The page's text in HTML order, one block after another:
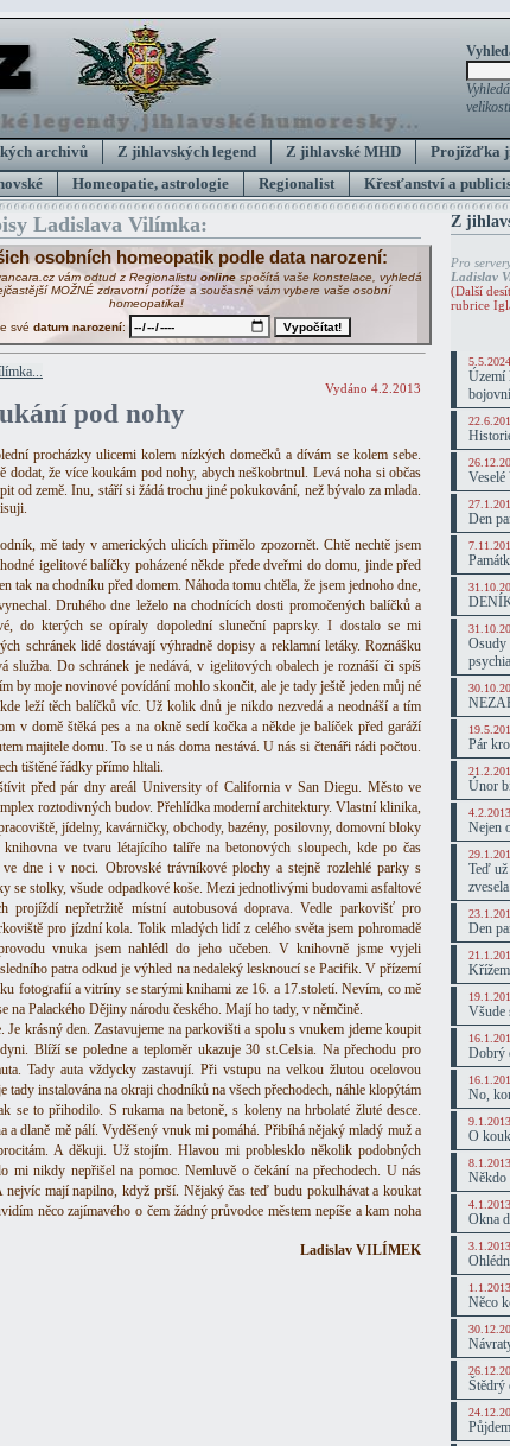
archivů Z jihlavských legend Z jihlavské MHD
Projížďka
Homeopatie, astrologie Regionalist Křesťanství a
Ladislava Vilímka:
osobních homeopatik podle data narození:
vám odtud z Regionalistu online spočítá vaše konstelace, vyhledá
MOŽNÉ zdravotní potíže a současně vám vybere vaše osobní
homeopatika!
své datum narození:
Vydáno 4.2.2013
pod nohy
procházky ulicemi kolem nízkých domečků a dívám se kolem sebe.
dodat, že více koukám pod nohy, abych neškobrtnul. Levá noha si občas
od země. Inu, stáří si žádá trochu jiné pokukování, než bývalo za mlada.
mě tady v amerických ulicích přimělo zpozornět. Chtě nechtě jsem
igelitové balíčky poházené někde přede dveřmi do domu, jinde před
tak na chodníku před domem. Náhoda tomu chtěla, že jsem jednoho dne,
Druhého dne leželo na chodnících dosti promočených balíčků a
do kterých se opíraly dopolední sluneční paprsky. I dostalo se mi
schránek lidé dostávají výhradně dopisy a reklamní letáky. Roznášku
služba. Do schránek je nedává, v igelitových obalech je roznáší či spíš
by moje novinové povídání mohlo skončit, ale je tady ještě jeden můj né
leží těch balíčků víc. Už kolik dnů je nikdo nezvedá a neodnáší a tím
v domě štěká pes a na okně sedí kočka a někde je balíček před garáží
majitele domu. To se u nás doma nestává. U nás si čtenáři rádi počtou.
tištěné řádky přímo hltali.
před pár dny areál University of California v San Diegu. Město ve
roztodivných budov. Přehlídka moderní architektury. Vlastní klinika,
jídelny, kavárničky, obchody, bazény, posilovny, domovní bloky
knihovna ve tvaru létajícího talíře na betonových sloupech, kde po čas
ve dne i v noci. Obrovské trávníkové plochy a stejně rozlehlé parky s
se stolky, všude odpadkové koše. Mezi jednotlivými budovami asfaltové
projíždí nepřetržitě místní autobusová doprava. Vedle parkovišť pro
pro jízdní kola. Tolik mladých lidí z celého světa jsem pohromadě
vnuka jsem nahlédl do jeho učeben. V knihovně jsme vyjeli
patra odkud je výhled na nedaleký lesknoucí se Pacifik. V přízemí
fotografií a vitríny se starými knihami ze 16. a 17.století. Nevím, co mě
na Palackého Dějiny národu českého. Mají ho tady, v němčině.
Je krásný den. Zastavujeme na parkovišti a spolu s vnukem jdeme koupit
Blíží se poledne a teploměr ukazuje 30 st.Celsia. Na přechodu pro
Tady auta vždycky zastavují. Při vstupu na velkou žlutou ocelovou
tady instalována na okraji chodníků na všech přechodech, náhle klopýtám
se to přihodilo. S rukama na betoně, s koleny na hrbolaté žluté desce.
a dlaně mě pálí. Vyděšený vnuk mi pomáhá. Přibíhá nějaký mladý muž a
A děkuji. Už stojím. Hlavou mi problesklo několik podobných
mi nikdy nepřišel na pomoc. Nemluvě o čekání na přechodech. U nás
nejvíc mají napilno, když prší. Nějaký čas teď budu pokulhávat a koukat
něco zajímavého o čem žádný průvodce městem nepíše a kam noha
Ladislav VILÍMEK
Z
Pro
Ladislav
(Další
rubrice
Území
Veselé
Den
Osudy
Pár
Únor
Nejen
Teď už
Den
Všude
Dobrý
No,
O
Někdo
Okna
Něco
Štědrý